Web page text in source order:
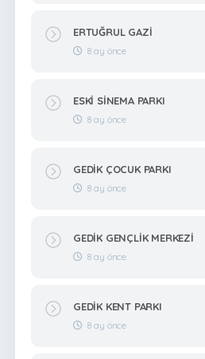
ERTUĞRUL GAZİ
8 ay önce
ESKİ SİNEMA PARKI
8 ay önce
GEDİK ÇOCUK PARKI
8 ay önce
GEDİK GENÇLİK MERKEZİ
8 ay önce
GEDİK KENT PARKI
8 ay önce